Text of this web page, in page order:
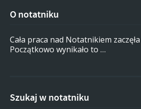
O notatniku
Cała praca nad Notatnikiem
Początkowo wynikało to …
Szukaj w notatniku